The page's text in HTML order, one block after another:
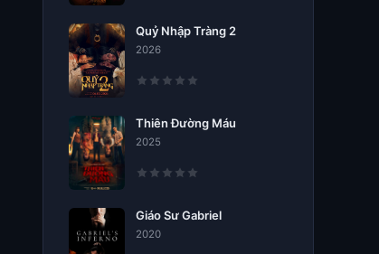
Quỷ Nhập Tràng 2
2026
Thiên Đường Máu
2025
Giáo Sư Gabriel
2020